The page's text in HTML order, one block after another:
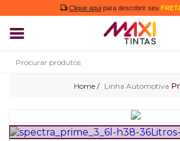
Clique aqui para descobrir seu
Linha Automotiva